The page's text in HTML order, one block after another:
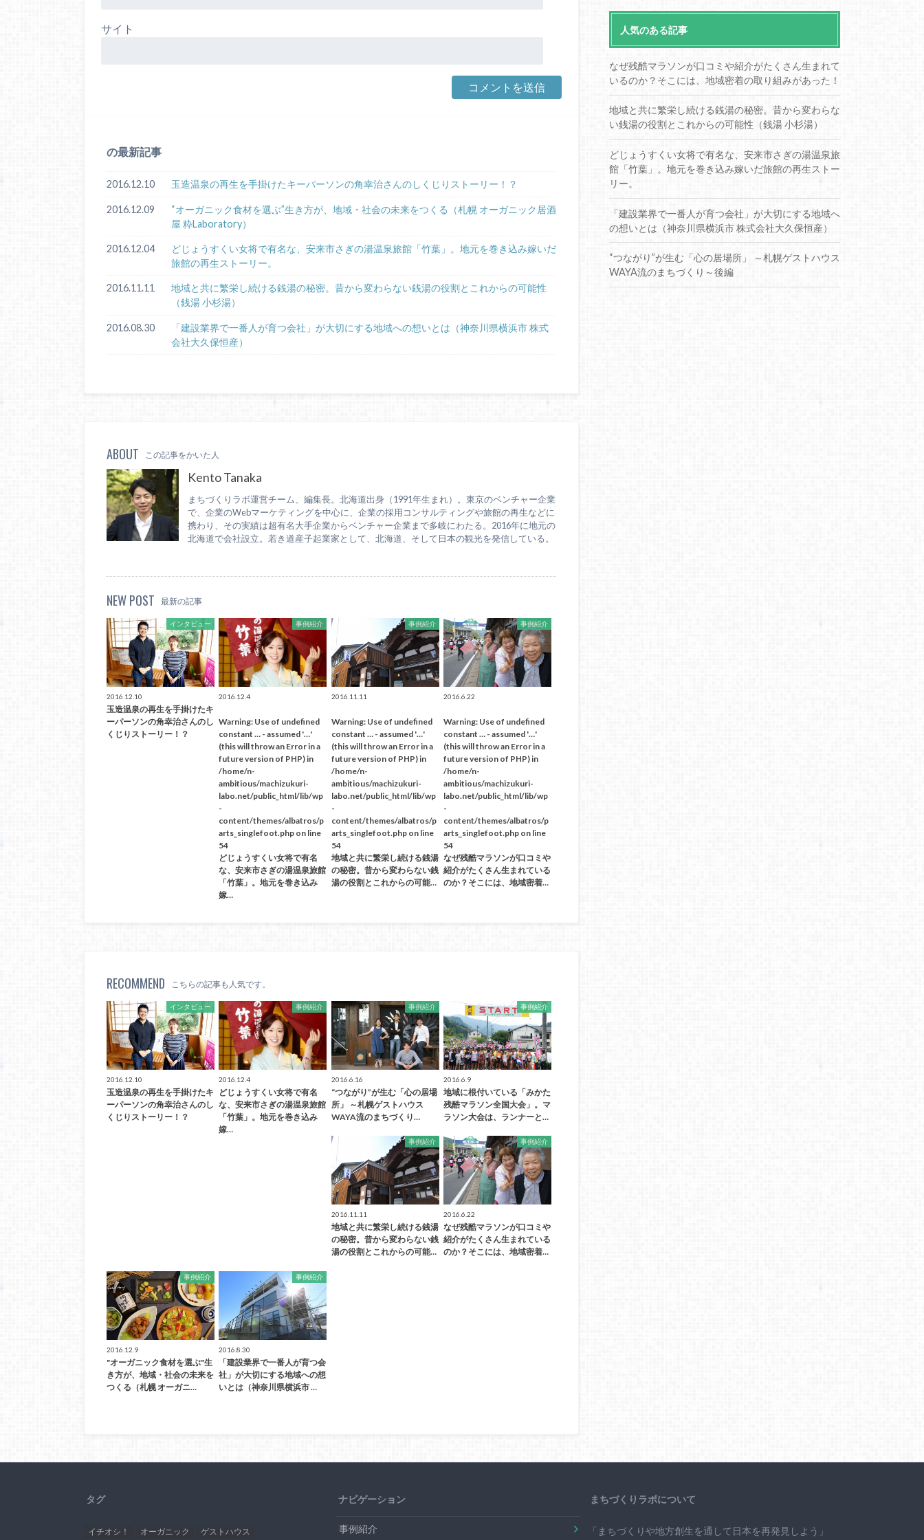
サイト
の最新記事
2016.12.10 玉造温泉の再生を手掛けたキーパーソンの角幸治さんのしくじりストーリー！？
2016.12.09
“オーガニック食材を選ぶ”生き方が、地域・社会の未来をつくる（札幌 オーガニック居酒
屋 粋Laboratory）
2016.12.04
どじょうすくい女将で有名な、安来市さぎの湯温泉旅館「竹葉」。地元を巻き込み嫁いだ
旅館の再生ストーリー。
2016.11.11
地域と共に繁栄し続ける銭湯の秘密。昔から変わらない銭湯の役割とこれからの可能性
（銭湯 小杉湯）
2016.08.30
「建設業界で一番人が育つ会社」が大切にする地域への想いとは（神奈川県横浜市 株式
会社大久保恒産）
ABOUT この記事をかいた人
Kento Tanaka
まちづくりラボ運営チーム、編集長。北海道出身（1991年生まれ）。東京のベンチャー企業
で、企業のWebマーケティングを中心に、企業の採用コンサルティングや旅館の再生などに
携わり、その実績は超有名大手企業からベンチャー企業まで多岐にわたる。2016年に地元の
北海道で会社設立。若き道産子起業家として、北海道、そして日本の観光を発信している。
NEW POST 最新の記事
インタビュー
2016.12.10
玉造温泉の再生を手掛けたキ
ーパーソンの角幸治さんのし
くじりストーリー！？
事例紹介
2016.12.4
Warning: Use of undefined
constant … - assumed '…'
(this will throw an Error in a
future version of PHP) in
/home/n-
ambitious/machizukuri-
labo.net/public_html/lib/wp
-
content/themes/albatros/p
arts_singlefoot.php on line
54
どじょうすくい女将で有名
な、安来市さぎの湯温泉旅館
「竹葉」。地元を巻き込み
嫁…
事例紹介
2016.11.11
Warning: Use of undefined
constant … - assumed '…'
(this will throw an Error in a
future version of PHP) in
/home/n-
ambitious/machizukuri-
labo.net/public_html/lib/wp
-
content/themes/albatros/p
arts_singlefoot.phpon line
54
地域と共に繁栄し続ける銭湯
の秘密。昔から変わらない銭
湯の役割とこれからの可能…
事例紹介
2016.6.22
Warning: Use of undefined
constant … - assumed '…'
(this will throw an Error in a
future version of PHP) in
/home/n-
ambitious/machizukuri-
labo.net/public_html/lib/wp
-
content/themes/albatros/p
arts_singlefoot.php on line
54
なぜ残酷マラソンが口コミや
紹介がたくさん生まれている
のか？そこには、地域密着…
RECOMMEND こちらの記事も人気です。
インタビュー
2016.12.10
玉造温泉の再生を手掛けたキ
ーパーソンの角幸治さんのし
くじりストーリー！？
事例紹介
2016.12.4
どじょうすくい女将で有名
な、安来市さぎの湯温泉旅館
「竹葉」。地元を巻き込み
嫁…
事例紹介
2016.6.16
“つながり”が生む「心の居場
所」 ～札幌ゲストハウス
WAYA流のまちづくり…
事例紹介
2016.6.9
地域に根付いている「みかた
残酷マラソン全国大会」。マ
ラソン大会は、ランナーと…
事例紹介
2016.11.11
地域と共に繁栄し続ける銭湯
の秘密。昔から変わらない銭
湯の役割とこれからの可能…
事例紹介
2016.6.22
なぜ残酷マラソンが口コミや
紹介がたくさん生まれている
のか？そこには、地域密着…
事例紹介
2016.12.9
"オーガニック食材を選ぶ"生
き方が、地域・社会の未来を
つくる（札幌 オーガニ…
事例紹介
2016.8.30
「建設業界で一番人が育つ会
社」が大切にする地域への想
いとは（神奈川県横浜市 …
人気のある記事
なぜ残酷マラソンが口コミや紹介がたくさん生まれて
いるのか？そこには、地域密着の取り組みがあった！
地域と共に繁栄し続ける銭湯の秘密。昔から変わらな
い銭湯の役割とこれからの可能性（銭湯 小杉湯）
どじょうすくい女将で有名な、安来市さぎの湯温泉旅
館「竹葉」。地元を巻き込み嫁いだ旅館の再生ストー
リー。
「建設業界で一番人が育つ会社」が大切にする地域へ
の想いとは（神奈川県横浜市 株式会社大久保恒産）
“つながり”が生む「心の居場所」 ～札幌ゲストハウス
WAYA流のまちづくり～後編
タグ
イチオシ！ オーガニック ゲストハウス
ナビゲーション
事例紹介
まちづくりラボについて
「まちづくりや地方創生を通して日本を再発見しよう」